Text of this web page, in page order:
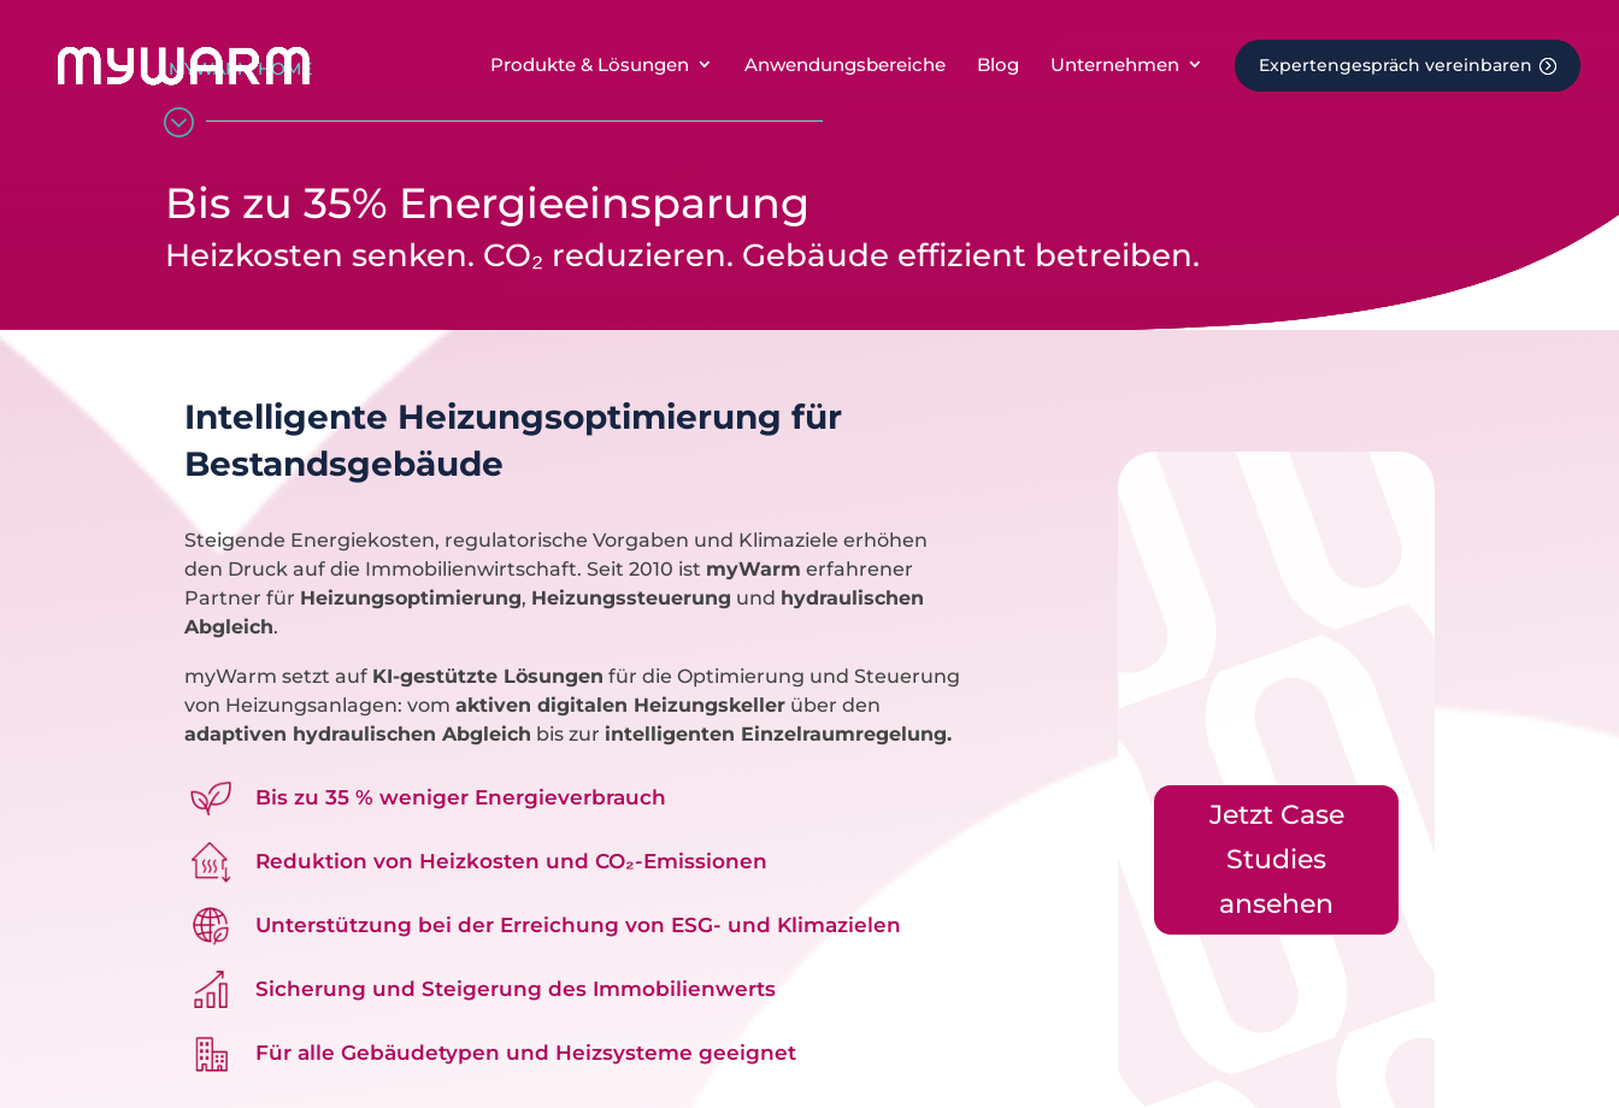
Produkte & Lösungen Anwendungsbereiche Blog Unternehmen Expertengespräch vereinbaren
MYWARM HOME
;
Bis zu 35% Energieeinsparung
Heizkosten senken. CO₂ reduzieren. Gebäude effizient betreiben.
Intelligente Heizungsoptimierung für
Bestandsgebäude
Steigende Energiekosten, regulatorische Vorgaben und Klimaziele erhöhen
den Druck auf die Immobilienwirtschaft. Seit 2010 ist myWarm erfahrener
Partner für Heizungsoptimierung, Heizungssteuerung und hydraulischen
Abgleich.
myWarm setzt auf KI-gestützte Lösungen für die Optimierung und Steuerung
von Heizungsanlagen: vom aktiven digitalen Heizungskellerüber den
adaptiven hydraulischen Abgleich bis zur intelligenten Einzelraumregelung.
Bis zu 35 % weniger Energieverbrauch
Reduktion von Heizkosten und CO₂-Emissionen
Unterstützung bei der Erreichung von ESG- und Klimazielen
Sicherung und Steigerung des Immobilienwerts
Für alle Gebäudetypen und Heizsysteme geeignet
Jetzt Case
Studies
ansehen